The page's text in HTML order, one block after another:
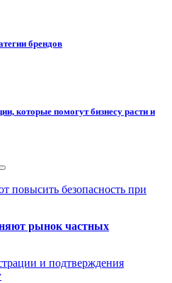
брендов
которые помогут бизнесу расти и
повысить безопасность при
рынок частных
и подтверждения